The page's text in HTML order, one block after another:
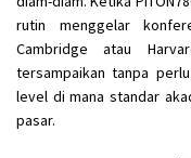
rutin menggelar
Cambridge atau
tersampaikan tanpa
level di mana standar
pasar.